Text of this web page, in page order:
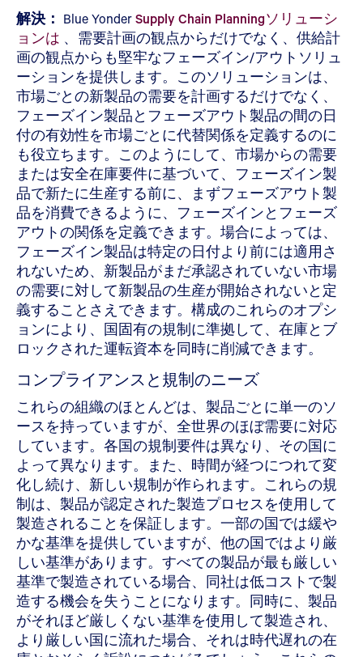
解決： Blue YonderSupply Chain Planningソリューシ
ョンは 、需要計画の観点からだけでなく、供給計
画の観点からも堅牢なフェーズイン/アウトソリュ
ーションを提供します。このソリューションは、
市場ごとの新製品の需要を計画するだけでなく、
フェーズイン製品とフェーズアウト製品の間の日
付の有効性を市場ごとに代替関係を定義するのに
も役立ちます。このようにして、市場からの需要
または安全在庫要件に基づいて、フェーズイン製
品で新たに生産する前に、まずフェーズアウト製
品を消費できるように、フェーズインとフェーズ
アウトの関係を定義できます。場合によっては、
フェーズイン製品は特定の日付より前には適用さ
れないため、新製品がまだ承認されていない市場
の需要に対して新製品の生産が開始されないと定
義することさえできます。構成のこれらのオプシ
ョンにより、国固有の規制に準拠して、在庫とブ
ロックされた運転資本を同時に削減できます。
コンプライアンスと規制のニーズ
これらの組織のほとんどは、製品ごとに単一のソ
ースを持っていますが、全世界のほぼ需要に対応
しています。各国の規制要件は異なり、その国に
よって異なります。また、時間が経つにつれて変
化し続け、新しい規制が作られます。これらの規
制は、製品が認定された製造プロセスを使用して
製造されることを保証します。一部の国では緩や
かな基準を提供していますが、他の国ではより厳
しい基準があります。すべての製品が最も厳しい
基準で製造されている場合、同社は低コストで製
造する機会を失うことになります。同時に、製品
がそれほど厳しくない基準を使用して製造され、
より厳しい国に流れた場合、それは時代遅れの在